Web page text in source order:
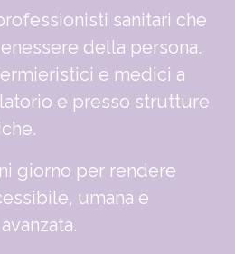
sanitari che
della persona.
e medici a
e presso strutture
giorno per rendere
umana e